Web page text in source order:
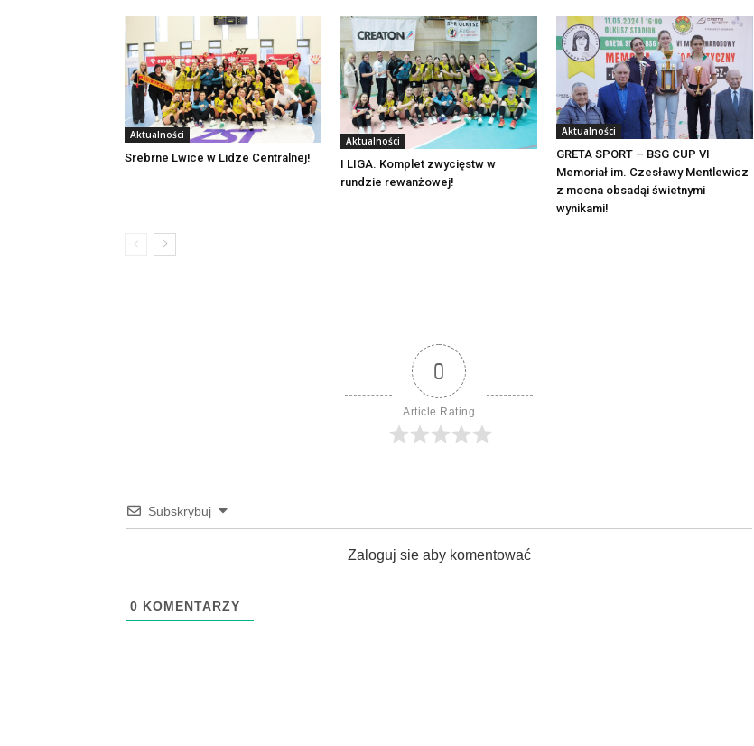
Aktualności
Srebrne Lwice w Lidze Centralnej!
Aktualności
I LIGA. Komplet zwycięstw w
rundzie rewanżowej!
Aktualności
GRETA SPORT – BSG CUP VI
Memoriał im. Czesławy Mentlewicz
z mocna obsadąi świetnymi
wynikami!
0
Article Rating
Subskrybuj
Zaloguj sie aby komentować
0 KOMENTARZY